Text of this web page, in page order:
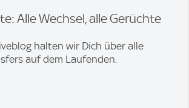
Alle Wechsel, alle Gerüchte
halten wir Dich über alle
auf dem Laufenden.